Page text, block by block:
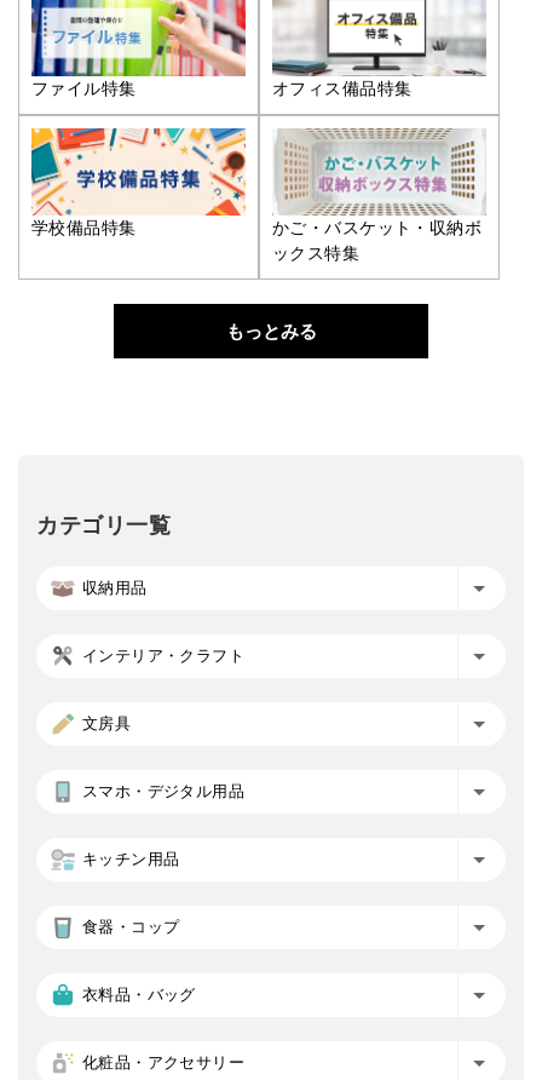
ファイル特集 オフィス備品特集
学校備品特集
かご・バスケット・収納ボ
ックス特集
もっとみる
カテゴリ一覧
収納用品
インテリア・クラフト
文房具
スマホ・デジタル用品
キッチン用品
食器・コップ
衣料品・バッグ
化粧品・アクセサリー